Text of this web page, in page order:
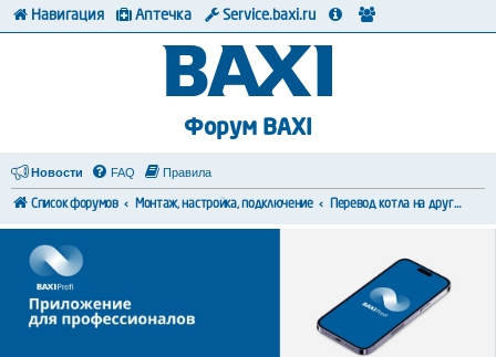
Форум BAXI
Новости FAQ Правила
Список форумов Монтаж, настройка, подключение Перевод котла на другой тип топлива
Навигация Аптечка Service.baxi.ru